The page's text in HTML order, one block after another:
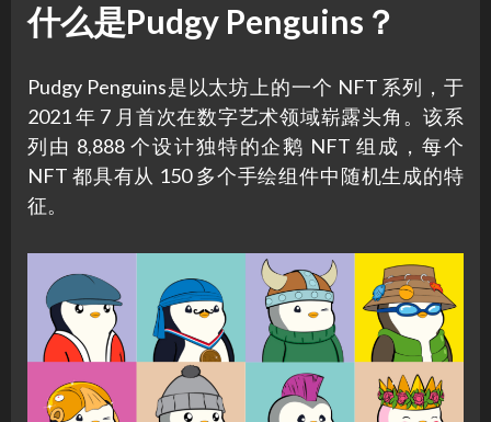
什么是Pudgy Penguins？
Pudgy Penguins是以太坊上的一个 NFT 系列，于
2021 年 7 月首次在数字艺术领域崭露头角。该系
列由 8,888 个设计独特的企鹅 NFT 组成，每个
NFT 都具有从 150 多个手绘组件中随机生成的特
征。